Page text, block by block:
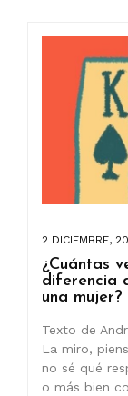
2 DICIEMBRE,
¿Cuántas
diferencia
una mujer?
Texto de
La miro,
no sé qué
o más bien